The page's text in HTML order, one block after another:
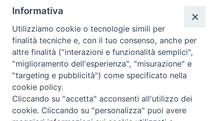
via Amedeo Rossi, 28 - 12100 Cuneo
Informativa
Utilizziamo cookie o tecnologie simili per
finalità tecniche e, con il tuo consenso, anche per
altre finalità ("interazioni e funzionalità semplici",
"miglioramento dell'esperienza", "misurazione" e
"targeting e pubblicità") come specificato nella
cookie policy.
Cliccando su "accetta" acconsenti all'utilizzo dei
cookie. Cliccando su "personalizza" puoi avere